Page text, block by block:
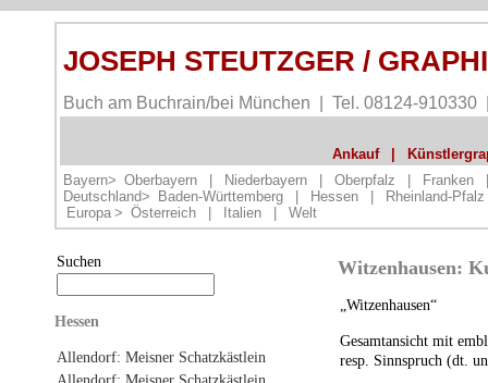
JOSEPH STEUTZGER /
Buch am Buchrain/bei München | Tel. 08124-
Ankauf
Bayern> Oberbayern Niederbayern Oberpfalz Franken
Deutschland>
Baden-Württemberg Hessen
Rheinland-Pfalz
Europa > Österreich Italien Welt
Suchen
Hessen
Allendorf: Meisner Schatzkästlein
Witzenhausen:
„Witzenhausen“
Gesamtansicht mit
resp. Sinnspruch (dt.